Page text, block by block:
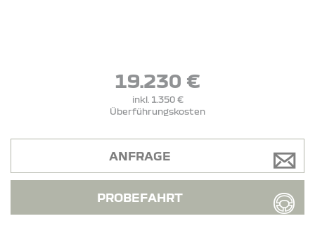
19.230 €
inkl. 1.350 €
Überführungskosten
ANFRAGE
PROBEFAHRT